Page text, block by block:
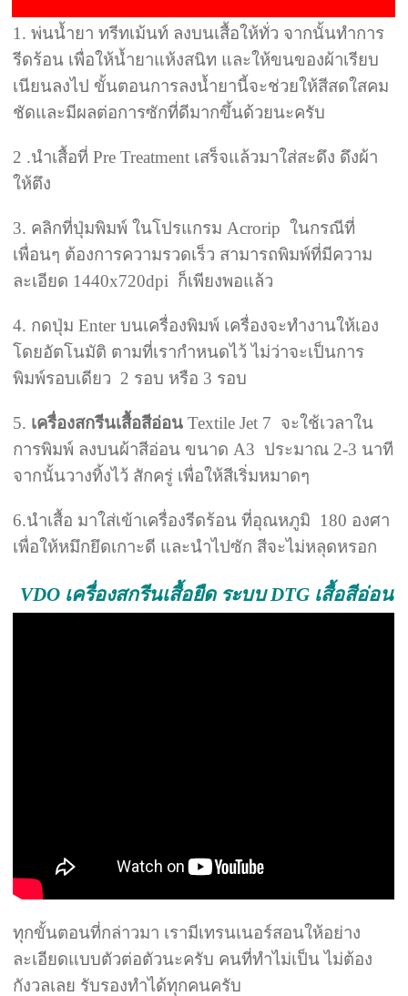
1. พ่นน้ำยา ทรีทเม้นท์ ลงบนเสื้อให้ทั่ว จากนั้นทำการ
รีดร้อน เพื่อให้น้ำยาแห้งสนิท และให้ขนของผ้าเรียบ
เนียนลงไป ขั้นตอนการลงน้ำยานี้จะช่วยให้สีสดใสคม
ชัดและมีผลต่อการซักที่ดีมากขึ้นด้วยนะครับ
2 .นำเสื้อที่ Pre Treatment เสร็จแล้วมาใส่สะดึง ดึงผ้า
ให้ตึง
3. คลิกที่ปุ่มพิมพ์ ในโปรแกรม Acrorip ในกรณีที่
เพื่อนๆ ต้องการความรวดเร็ว สามารถพิมพ์ที่มีความ
ละเอียด 1440x720dpi ก็เพียงพอแล้ว
4. กดปุ่ม Enter บนเครื่องพิมพ์ เครื่องจะทำงานให้เอง
โดยอัตโนมัติ ตามที่เรากำหนดไว้ ไม่ว่าจะเป็นการ
พิมพ์รอบเดียว 2 รอบ หรือ 3 รอบ
5. เครื่องสกรีนเสื้อสีอ่อน Textile Jet 7 จะใช้เวลาใน
การพิมพ์ ลงบนผ้าสีอ่อน ขนาด A3 ประมาณ 2-3 นาที
จากนั้นวางทิ้งไว้ สักครู่ เพื่อให้สีเริ่มหมาดๆ
6.นำเสื้อ มาใส่เข้าเครื่องรีดร้อน ที่อุณหภูมิ 180 องศา
เพื่อให้หมึกยึดเกาะดี และนำไปซัก สีจะไม่หลุดหรอก
VDO เครื่องสกรีนเสื้อยืด ระบบ DTG เสื้อสีอ่อน
ทุกขั้นตอนที่กล่าวมา เรามีเทรนเนอร์สอนให้อย่าง
ละเอียดแบบตัวต่อตัวนะครับ คนที่ทำไม่เป็น ไม่ต้อง
กังวลเลย รับรองทำได้ทุกคนครับ